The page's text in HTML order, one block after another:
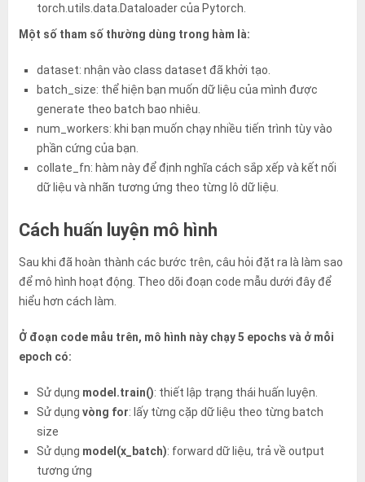
torch.utils.data.Dataloadercủa Pytorch.
Một số tham số thường dùng trong hàm là:
dataset: nhận vào class dataset đã khởi tạo.
batch_size: thể hiện bạn muốn dữ liệu của mình được
generate theo batch bao nhiêu.
num_workers: khi bạn muốn chạy nhiều tiến trình tùy vào
phần cứng của bạn.
collate_fn: hàm này để định nghĩa cách sắp xếp và kết nối
dữ liệu và nhãn tương ứng theo từng lô dữ liệu.
Cách huấn luyện mô hình
Sau khi đã hoàn thành các bước trên, câu hỏi đặt ra là làm sao
để mô hình hoạt động. Theo dõi đoạn code mẫu dưới đây để
hiểu hơn cách làm.
Ở đoạn code mẫu trên, mô hình này chạy 5 epochs và ở mỗi
epoch có:
Sử dụng model.train(): thiết lập trạng thái huấn luyện.
Sử dụngvòng for: lấy từng cặp dữ liệu theo từng batch
size
Sử dụng model(x_batch): forward dữ liệu, trả về output
tương ứng